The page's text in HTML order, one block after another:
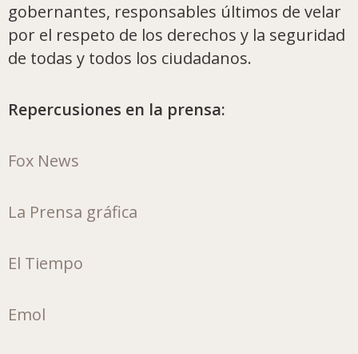
gobernantes, responsables últimos de velar
por el respeto de los derechos y la seguridad
de todas y todos los ciudadanos.
Repercusiones en la prensa:
Fox News
La Prensa gráfica
El Tiempo
Emol